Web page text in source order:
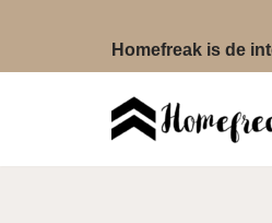
Homefreak is de